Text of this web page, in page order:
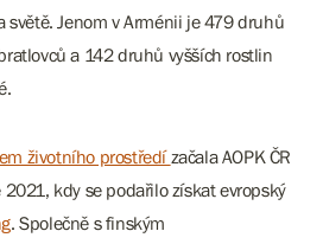
Jenom v Arménii je 479 druhů
a 142 druhů vyšších rostlin
životního prostředízačala AOPK ČR
2021, kdy se podařilo získat evropský
. Společně s finským